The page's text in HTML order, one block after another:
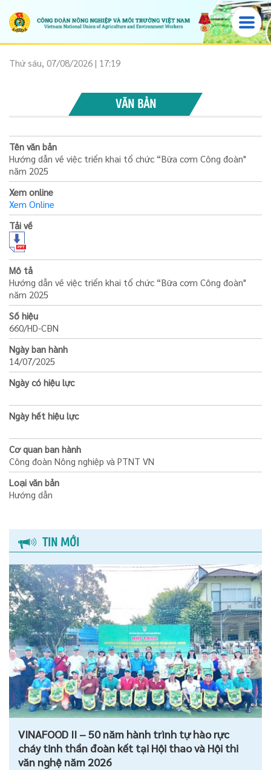
Thứ sáu, 07/08/2026 | 17:19
VĂN BẢN
Tên văn bản
Hướng dẫn về việc triển khai tổ chức “Bữa cơm Công đoàn"
năm 2025
Xem online
Xem Online
Tải về
Mô tả
Hướng dẫn về việc triển khai tổ chức “Bữa cơm Công đoàn"
năm 2025
Số hiệu
660/HD-CĐN
Ngày ban hành
14/07/2025
Ngày có hiệu lực
Ngày hết hiệu lực
Cơ quan ban hành
Công đoàn Nông nghiệp và PTNT VN
Loại văn bản
Hướng dẫn
TIN MỚI
VINAFOOD II – 50 năm hành trình tự hào rực
cháy tinh thần đoàn kết tại Hội thao và Hội thi
văn nghệ năm 2026